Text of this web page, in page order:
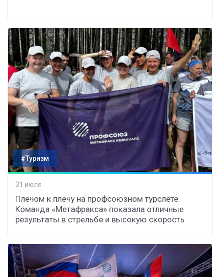
#Туризм
31 июля
Плечом к плечу на профсоюзном турслёте.
Команда «Метафракса» показала отличные
результаты в стрельбе и высокую скорость